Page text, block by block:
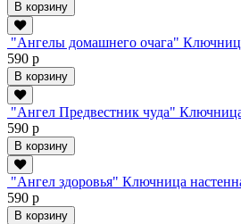
В корзину
"Ангелы домашнего очага"
590 р
В корзину
"Ангел Предвестник чуда"
590 р
В корзину
"Ангел здоровья" Ключница
590 р
В корзину